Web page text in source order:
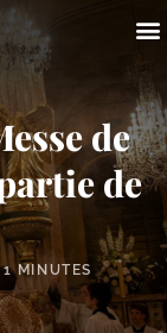
de
de
1 MINUTES